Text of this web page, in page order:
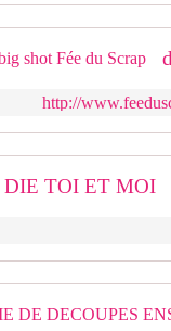
http://
DIE TOI ET MOI